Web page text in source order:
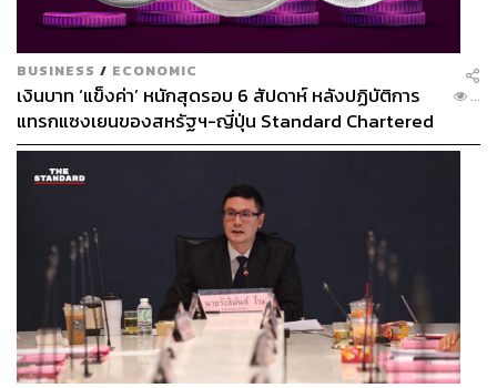
BUSINESS / ECONOMIC
เงินบาท ‘แข็งค่า’ หนักสุดรอบ 6 สัปดาห์ หลังปฏิบัติการ
แทรกแซงเยนของสหรัฐฯ-ญี่ปุ่น Standard Chartered
เปิดเป้าสิ้นปีนี้จ่อแข็งต่อแตะ 32.50 บาทต่อดอลลาร์
...